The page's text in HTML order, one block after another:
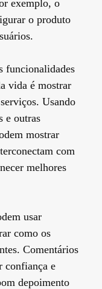
exemplo, o
o produto
funcionalidades
vida é mostrar
Usando
e outras
mostrar
com
melhores
usar
como os
Comentários
confiança e
depoimento